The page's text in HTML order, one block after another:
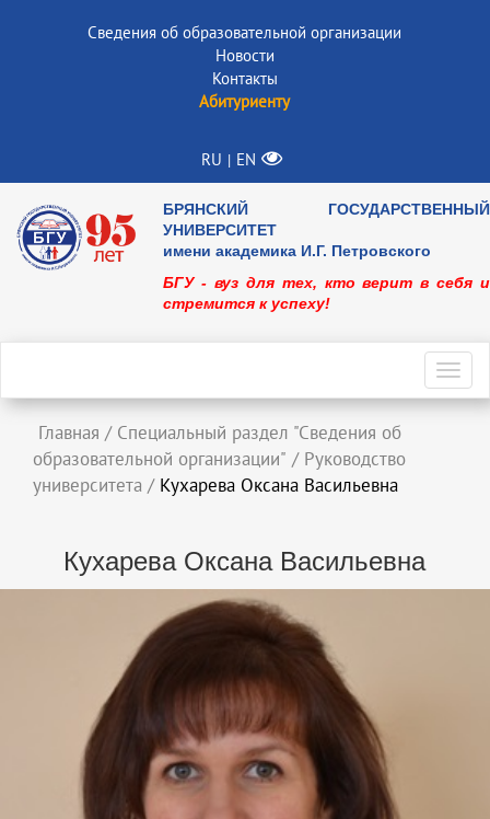
Сведения об образовательной организации
Новости
Контакты
Абитуриенту
RU | EN
БРЯНСКИЙ ГОСУДАРСТВЕННЫЙ
УНИВЕРСИТЕТ
имени академика И.Г. Петровского
БГУ - вуз для тех, кто верит в себя и
стремится к успеху!
Главная / Специальный раздел "Сведения об
образовательной организации" / Руководство
университета / Кухарева Оксана Васильевна
Кухарева Оксана Васильевна